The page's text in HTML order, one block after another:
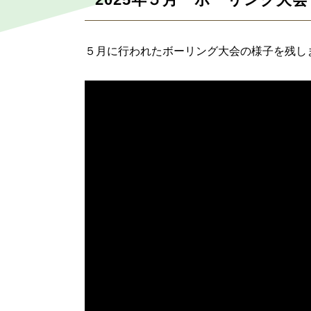
５月に行われたボーリング大会の様子を残し